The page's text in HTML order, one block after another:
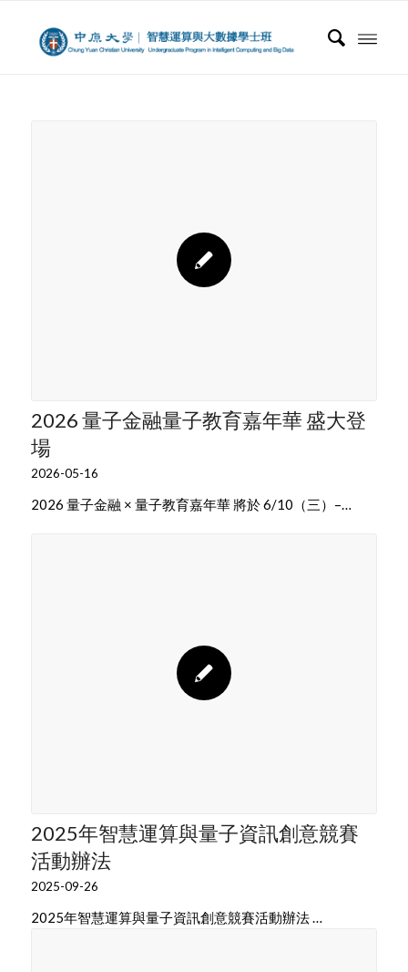
2026 量子金融量子教育嘉年華 盛大登
場
2026-05-16
2026 量子金融 × 量子教育嘉年華 將於 6/10（三）–…
2025年智慧運算與量子資訊創意競賽
活動辦法
2025-09-26
2025年智慧運算與量子資訊創意競賽活動辦法 …